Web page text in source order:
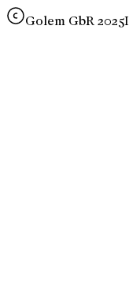
Golem GbR 2025